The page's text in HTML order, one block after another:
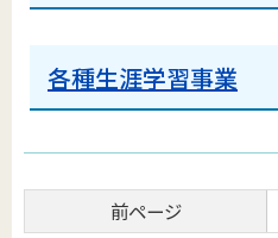
各種生涯学習事業
前ページ